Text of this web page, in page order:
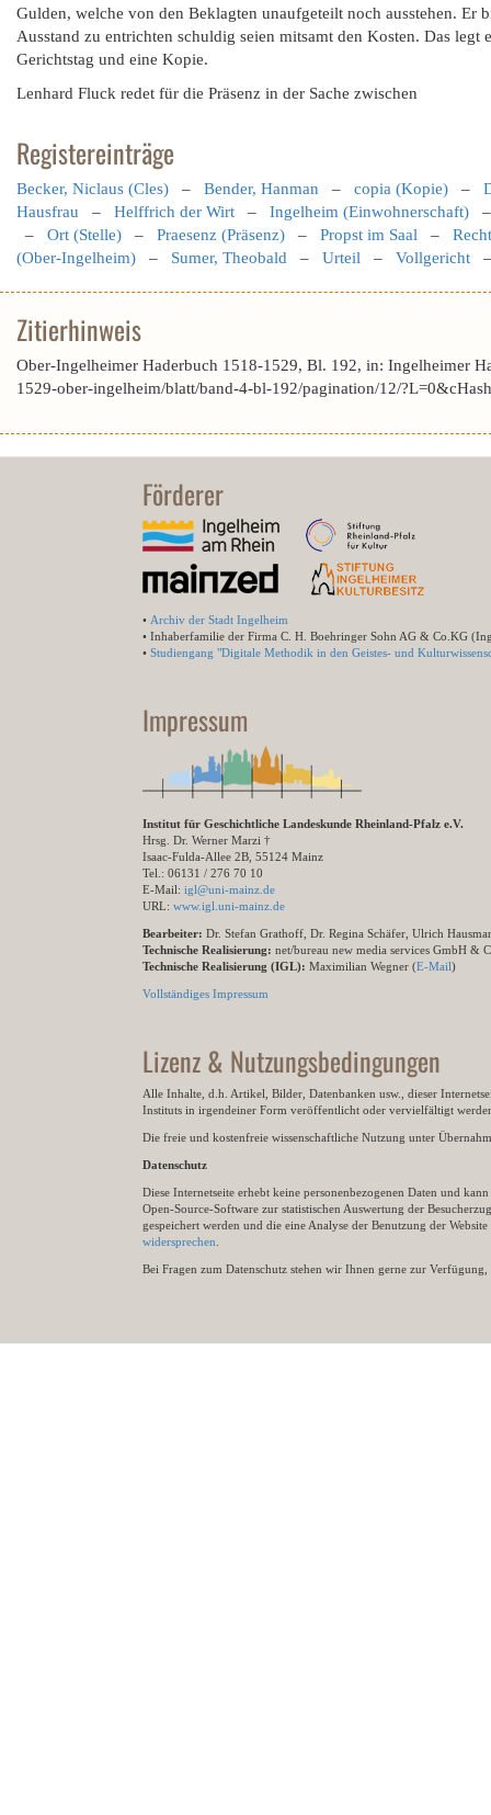
Gulden, welche von den Beklagten unaufgeteilt noch ausstehen. Er
Ausstand zu entrichten schuldig seien mitsamt den Kosten. Das
Gerichtstag und eine Kopie.
Lenhard Fluck redet für die Präsenz in der Sache zwischen
Registereinträge
Becker, Niclaus (Cles) – Bender, Hanman – copia (Kopie) –
Hausfrau – Helffrich der Wirt – Ingelheim (Einwohnerschaft)
– Ort (Stelle) – Praesenz (Präsenz) – Propst im Saal –
(Ober-Ingelheim) – Sumer, Theobald – Urteil – Vollgericht
Zitierhinweis
Ober-Ingelheimer Haderbuch 1518-1529, Bl. 192, in: Ingelheimer
1529-ober-ingelheim/blatt/band-4-bl-192/pagination/12/
Förderer
• Archiv der Stadt Ingelheim
• Inhaberfamilie der Firma C. H. Boehringer Sohn AG & Co.KG
• Studiengang "Digitale Methodik in den Geistes- und
Impressum
Institut für Geschichtliche Landeskunde Rheinland-Pfalz e.V.
Hrsg. Dr. Werner Marzi †
Isaac-Fulda-Allee 2B, 55124 Mainz
Tel.: 06131 / 276 70 10
E-Mail: igl@uni-mainz.de
URL: www.igl.uni-mainz.de
Bearbeiter: Dr. Stefan Grathoff, Dr. Regina Schäfer, Ulrich
Technische Realisierung: net/bureau new media services GmbH &
Technische Realisierung (IGL): Maximilian Wegner (E-Mail)
Vollständiges Impressum
Lizenz & Nutzungsbedingungen
Alle Inhalte, d.h. Artikel, Bilder, Datenbanken usw., dieser
Instituts in irgendeiner Form veröffentlicht oder vervielfältigt
Die freie und kostenfreie wissenschaftliche Nutzung unter
Datenschutz
Diese Internetseite erhebt keine personenbezogenen Daten und
Open-Source-Software zur statistischen Auswertung der
gespeichert werden und die eine Analyse der Benutzung der
widersprechen
Bei Fragen zum Datenschutz stehen wir Ihnen gerne zur